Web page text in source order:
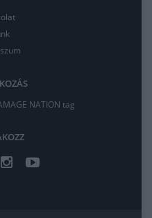
NATION tag